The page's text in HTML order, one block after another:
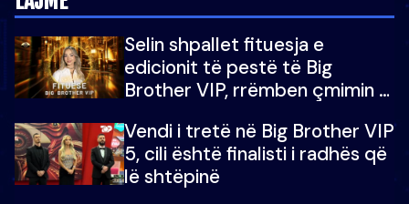
Selin shpallet fituesja e
edicionit të pestë të Big
Brother VIP, rrëmben çmimin e
Vendi i tretë në Big Brother VIP
5, cili është finalisti i radhës që
lë shtëpinë